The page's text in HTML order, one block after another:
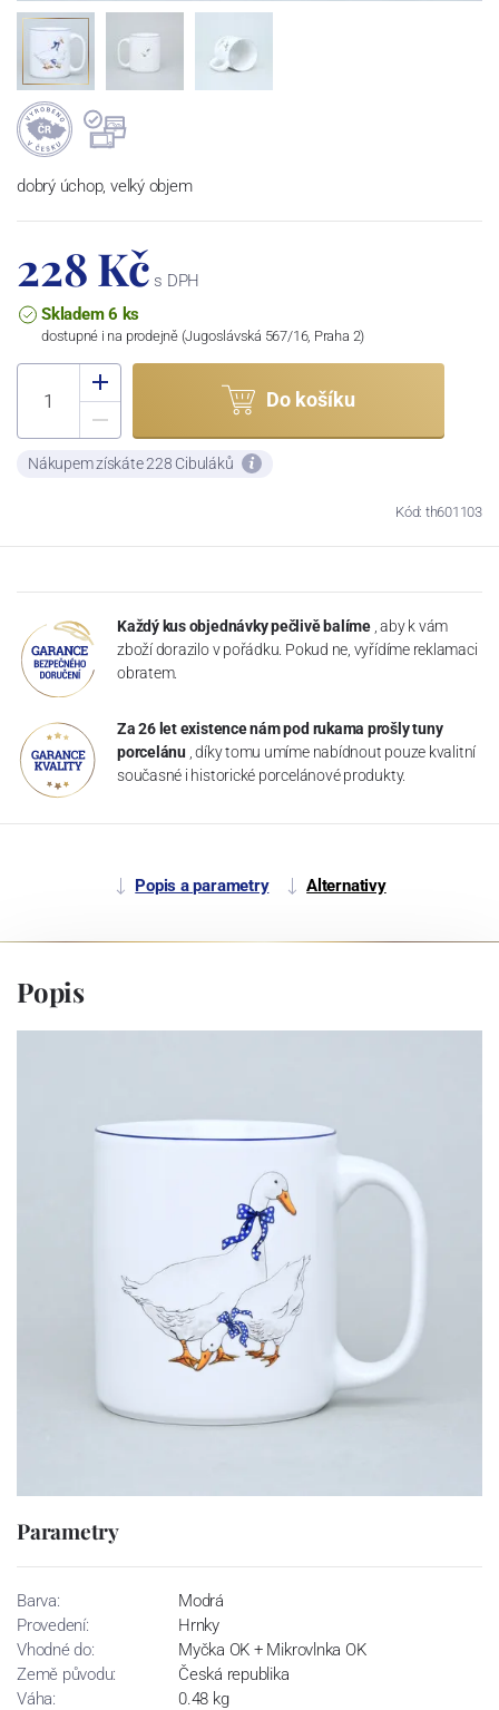
dobrý úchop, velký objem
228 Kč s DPH
Skladem 6 ks
dostupné i na prodejně (Jugoslávská 567/16, Praha 2)
Do košíku
Nákupem získáte 228 Cibuláků
Kód: th601103
Každý kus objednávky pečlivě balíme , aby k vám
zboží dorazilo v pořádku. Pokud ne, vyřídíme reklamaci
obratem.
Za 26 let existence nám pod rukama prošly tuny
porcelánu , díky tomu umíme nabídnout pouze kvalitní
současné i historické porcelánové produkty.
Popis a parametry Alternativy
Popis
Parametry
Barva:
Modrá
Provedení:
Hrnky
Vhodné do:
Myčka OK + Mikrovlnka OK
Země původu:
Česká republika
Váha:
0.48 kg